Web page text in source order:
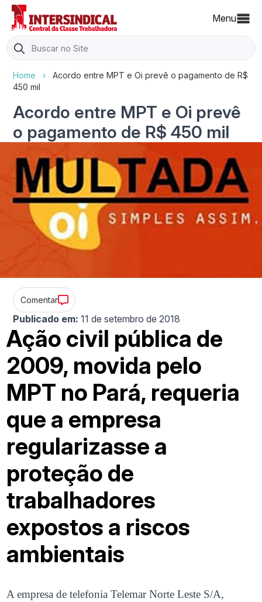
Menu
Search
for:
Home ›
Acordo entre MPT e Oi prevê o pagamento de R$
450 mil
Acordo entre MPT e Oi prevê
o pagamento de R$ 450 mil
Comentar
Publicado em: 11 de setembro de 2018
Ação civil pública de
2009, movida pelo
MPT no Pará, requeria
que a empresa
regularizasse a
proteção de
trabalhadores
expostos a riscos
ambientais
A empresa de telefonia Telemar Norte Leste S/A,